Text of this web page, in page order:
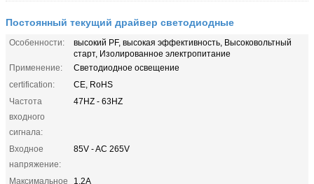
Постоянный текущий драйвер светодиодные
Особенности:
высокий PF, высокая эффективность, Высоковольтный
старт, Изолированное электропитание
Применение:
Светодиодное освещение
certification:
CE, RoHS
Частота
входного
сигнала:
47HZ - 63HZ
Входное
напряжение:
85V - AC 265V
Максимальное
1.2A